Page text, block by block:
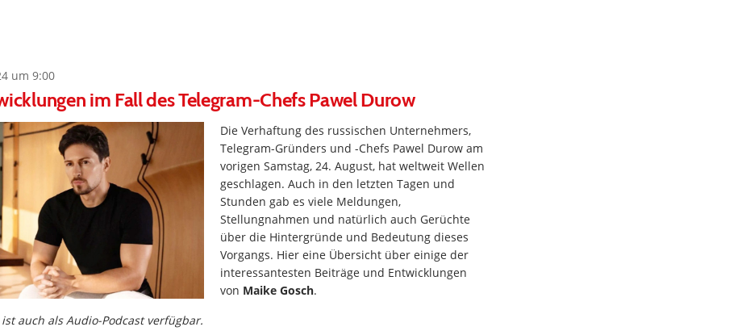
um 9:00
im Fall des Telegram-Chefs Pawel Durow
Die Verhaftung des russischen Unternehmers,
Telegram-Gründers und -Chefs Pawel Durow am
vorigen Samstag, 24. August, hat weltweit Wellen
geschlagen. Auch in den letzten Tagen und
Stunden gab es viele Meldungen,
Stellungnahmen und natürlich auch Gerüchte
über die Hintergründe und Bedeutung dieses
Vorgangs. Hier eine Übersicht über einige der
interessantesten Beiträge und Entwicklungen
von Maike Gosch.
auch als Audio-Podcast verfügbar.